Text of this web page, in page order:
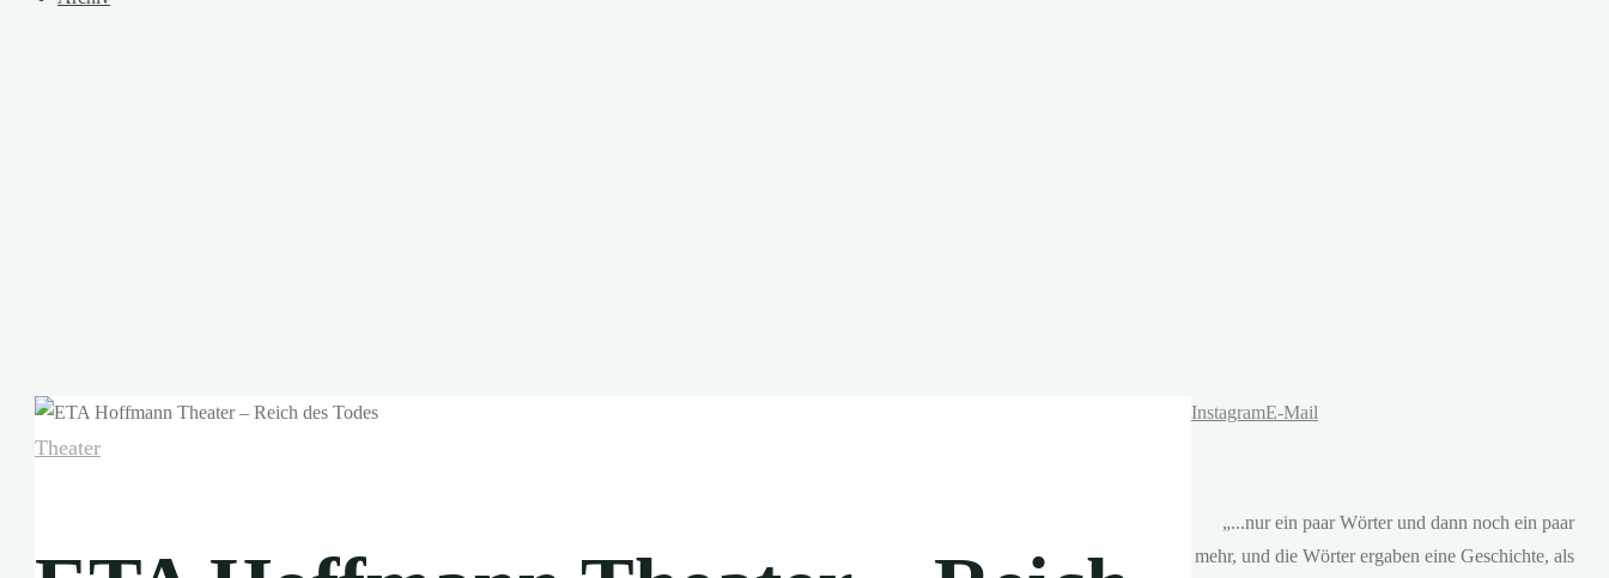
Theater
InstagramE-Mail
„...nur ein paar Wörter und dann noch ein paar
mehr, und die Wörter ergaben eine Geschichte, als